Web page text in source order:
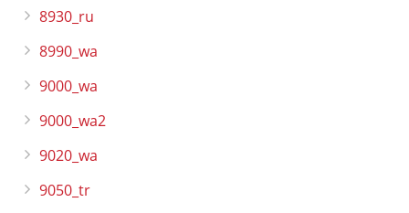
8930_ru
8990_wa
9000_wa
9000_wa2
9020_wa
9050_tr